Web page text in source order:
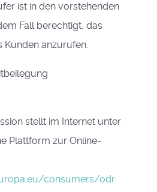
ist in den vorstehenden
Fall berechtigt, das
Kunden anzurufen.
stellt im Internet unter
Plattform zur Online-
consumers/odr